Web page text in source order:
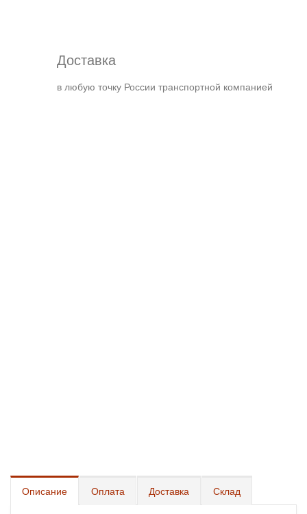
Доставка
в любую точку России транспортной компанией
Описание Оплата Доставка Склад